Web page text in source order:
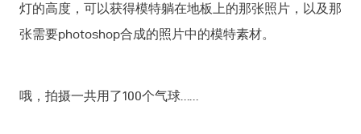
灯的高度，可以获得模特躺在地板上的那张照片，以及那
张需要photoshop合成的照片中的模特素材。
哦，拍摄一共用了100个气球……